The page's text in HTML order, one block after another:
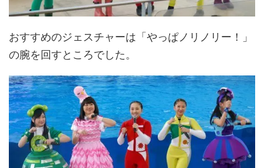
おすすめのジェスチャーは「やっぱノリノリー！」
の腕を回すところでした。